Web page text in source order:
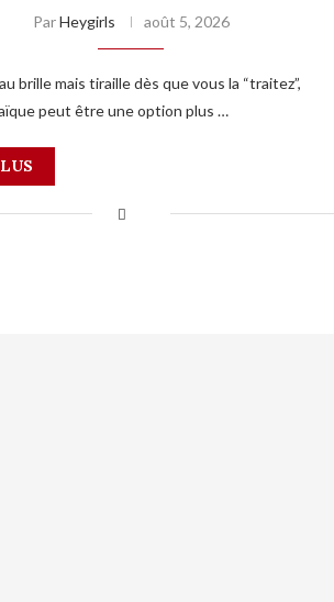
ParHeygirls août 5, 2026
brille mais tiraille dès que vous la “traitez”,
peut être une option plus …